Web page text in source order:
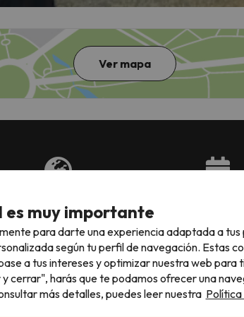
Ver mapa
en Europa
es muy importante
para darte una experiencia adaptada a
según tu perfil de navegación. Estas
a tus intereses y optimizar nuestra web para
cerrar", harás que te podamos ofrecer una
más detalles, puedes leer nuestra